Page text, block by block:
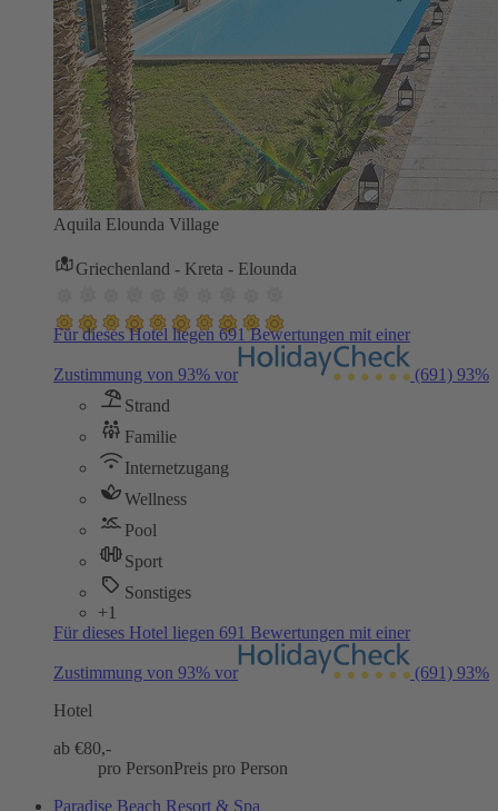
Aquila Elounda Village
Griechenland - Kreta - Elounda
Für dieses Hotel liegen 691 Bewertungen mit einer
Zustimmung von 93% vor (691) 93%
Strand
Familie
Internetzugang
Wellness
Pool
Sport
Sonstiges
+1
Für dieses Hotel liegen 691 Bewertungen mit einer
Zustimmung von 93% vor (691) 93%
Hotel
ab €80,-
pro PersonPreis pro Person
Paradise Beach Resort & Spa